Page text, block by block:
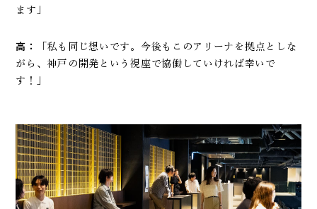
ます」
高：
「私も同じ想いです。今後もこのアリーナを拠点としな
がら、神戸の開発という視座で協働していければ幸いで
す！」